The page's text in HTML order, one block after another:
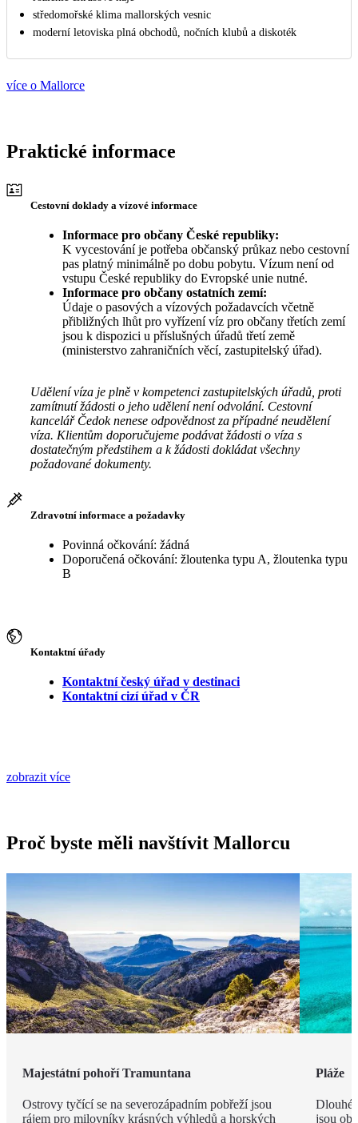
středomořské klima mallorských vesnic
moderní letoviska plná obchodů, nočních klubů a diskoték
více o Mallorce
Praktické informace
Cestovní doklady a vízové informace
Informace pro občany České republiky:
K vycestování je potřeba občanský průkaz nebo cestovní
pas platný minimálně po dobu pobytu. Vízum není od
vstupu České republiky do Evropské unie nutné.
Informace pro občany ostatních zemí:
Údaje o pasových a vízových požadavcích včetně
přibližných lhůt pro vyřízení víz pro občany třetích zemí
jsou k dispozici u příslušných úřadů třetí země
(ministerstvo zahraničních věcí, zastupitelský úřad).
Udělení víza je plně v kompetenci zastupitelských úřadů, proti
zamítnutí žádosti o jeho udělení není odvolání. Cestovní
kancelář Čedok nenese odpovědnost za případné neudělení
víza. Klientům doporučujeme podávat žádosti o víza s
dostatečným předstihem a k žádosti dokládat všechny
požadované dokumenty.
Zdravotní informace a požadavky
Povinná očkování: žádná
Doporučená očkování: žloutenka typu A, žloutenka typu
B
Kontaktní úřady
Kontaktní český úřad v destinaci
Kontaktní cizí úřad v ČR
zobrazit více
Proč byste měli navštívit Mallorcu
Majestátní pohoří Tramuntana
Ostrovy tyčící se na severozápadním pobřeží jsou
rájem pro milovníky krásných výhledů a horských
Pláže
Dlouhé
jsou